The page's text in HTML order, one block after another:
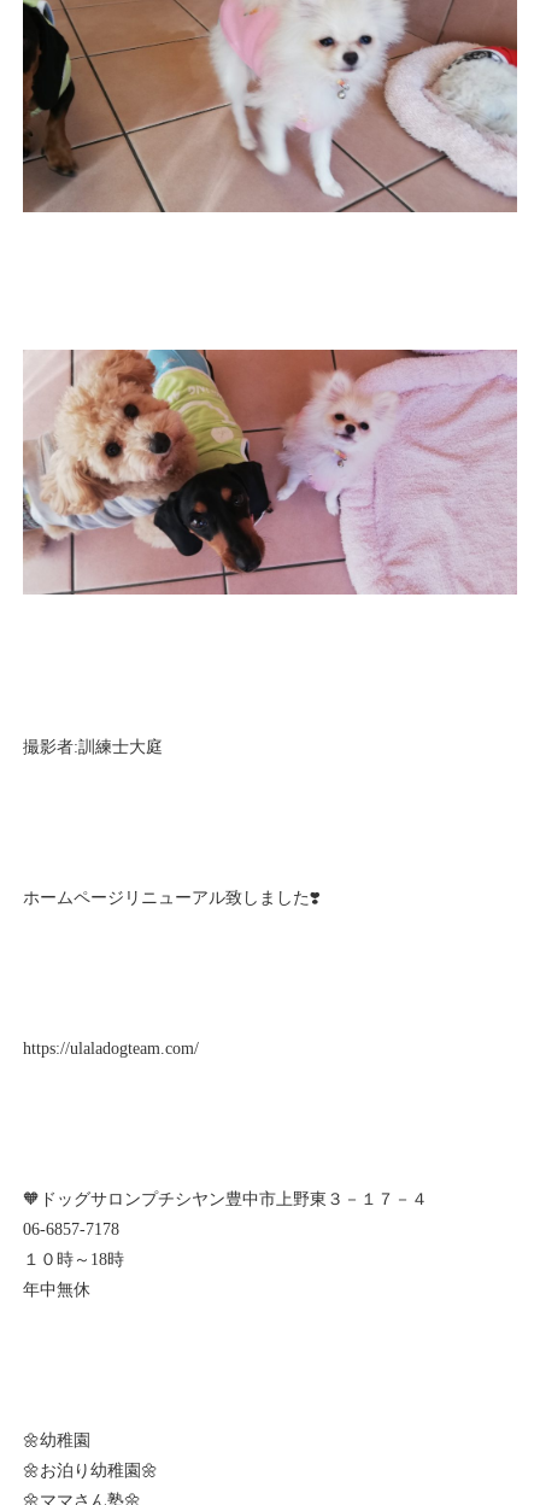
撮影者:訓練士大庭
ホームページリニューアル致しました❣️
https://ulaladogteam.com/
🧡ドッグサロンプチシヤン豊中市上野東３－１７－４
06-6857-7178
１０時～18時
年中無休
🌼幼稚園
🌼お泊り幼稚園🌼
🌼ママさん塾🌼